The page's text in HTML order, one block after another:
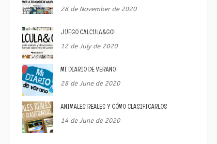
28 de November de 2020
JUEGO CALCULA&GO!
12 de July de 2020
MI DIARIO DE VERANO
28 de June de 2020
ANIMALES REALES Y CÓMO CLASIFICARLOS
14 de June de 2020